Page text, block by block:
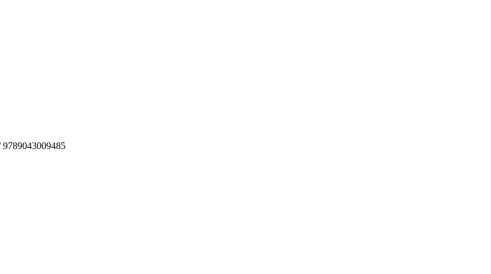
9789043009485